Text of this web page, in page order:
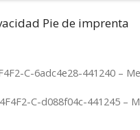
Pie de imprenta
C-6adc4e28-441240 –
C-d088f04c-441245 –